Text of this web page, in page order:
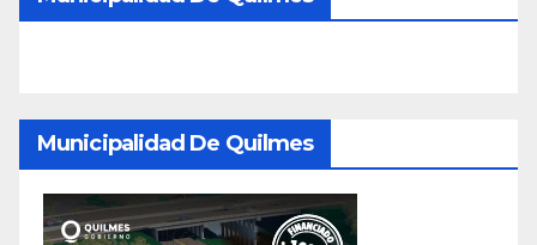
Municipalidad De Quilmes